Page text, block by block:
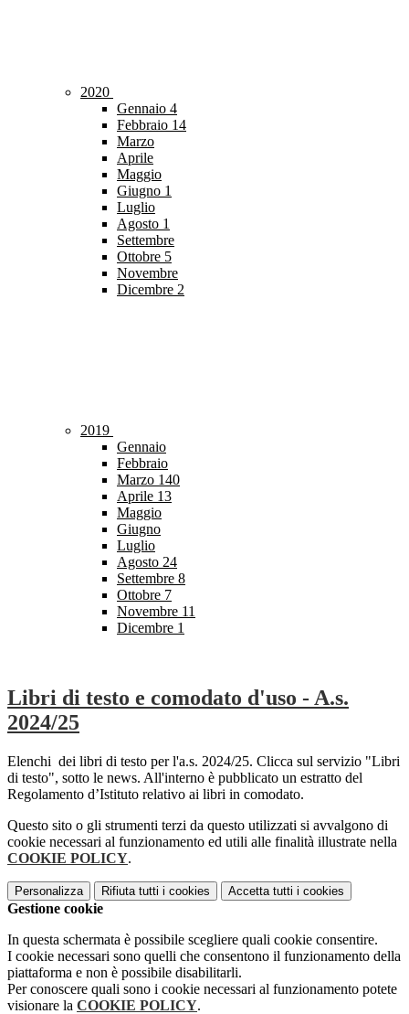
2020
Gennaio 4
Febbraio 14
Marzo
Aprile
Maggio
Giugno 1
Luglio
Agosto 1
Settembre
Ottobre 5
Novembre
Dicembre 2
2019
Gennaio
Febbraio
Marzo 140
Aprile 13
Maggio
Giugno
Luglio
Agosto 24
Settembre 8
Ottobre 7
Novembre 11
Dicembre 1
Libri di testo e comodato d'uso - A.s.
2024/25
Elenchi dei libri di testo per l'a.s. 2024/25. Clicca sul servizio "Libri
di testo", sotto le news. All'interno è pubblicato un estratto del
Regolamento d’Istituto relativo ai libri in comodato.
Questo sito o gli strumenti terzi da questo utilizzati si avvalgono di
cookie necessari al funzionamento ed utili alle finalità illustrate nella
COOKIE POLICY.
Personalizza Rifiuta tutti i cookies Accetta tutti i cookies
Gestione cookie
In questa schermata è possibile scegliere quali cookie consentire.
I cookie necessari sono quelli che consentono il funzionamento della
piattaforma e non è possibile disabilitarli.
Per conoscere quali sono i cookie necessari al funzionamento potete
visionare la COOKIE POLICY.